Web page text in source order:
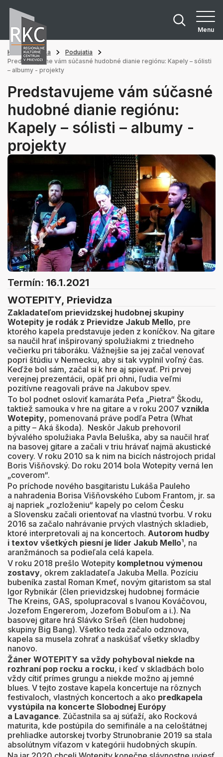
Menu
Hlavná stránka
Podujatia
Predstavujeme vám súčasné hudobné dianie regiónu: Kapely – sólisti
– albumy - projekty
Predstavujeme vám súčasné
hudobné dianie regiónu:
Kapely – sólisti – albumy -
projekty
Termín: 16.1.2021
WOTEPITY, Prievidza
Zakladateľom prievidzskej hudobnej skupiny
Wotepity je rodák z Prievidze Jakub Mello, pre
ktorého kapela predstavuje jeden z koníčkov. Na gitare
sa naučil hrať inšpirovaný spolužiakmi z triedneho
večierku pri táboráku. Vážnejšie sa jej začal venovať
popri štúdiu v Nemecku, aby si tak vyplnil voľný čas.
Keďže bol sám, začal si k hre aj spievať. Pri prvej
verejnej prezentácii, opäť pri ohni, ľudia veľmi
pozitívne reagovali práve na Jakubov spev.
To bol podnet osloviť kamaráta Peťa „Pietra“ Škodu,
taktiež samouka v hre na gitare a v roku 2007 vznikla
Wotepity, pomenovaná práve podľa Petra (What
a pitty – Aká škoda). Neskôr Jakub prehovoril
bývalého spolužiaka Pavla Beluška, aby sa naučil hrať
na basovej gitare a začali v triu hrávať najmä akustické
covery. V roku 2010 sa k nim na bicích nástrojoch pridal
Boris Višňovský. Do roku 2014 bola Wotepity verná len
„coverom“.
Po príchode nového basgitaristu Lukáša Pauleho
a nahradenia Borisa Višňovského Ľubom Frantom, jr. sa
aj napriek „rozloženiu“ kapely po celom Česku
a Slovensku začali orientovať na vlastnú tvorbu. V roku
2016 sa začalo nahrávanie prvých vlastných skladieb,
ktoré interpretovali aj na koncertoch. Autorom hudby
i textov všetkých piesní je líder Jakub Mello¹, na
aranžmánoch sa podieľala celá kapela.
V roku 2018 prešlo Wotepity kompletnou výmenou
zostavy, okrem zakladateľa Jakuba Mella. Pozíciu
bubeníka zastal Roman Kmeť, novým gitaristom sa stal
Igor Rybnikár (člen prievidzskej hudobnej formácie
The Kreins, GAS, spolupracoval s Ivanou Kováčovou,
Jozefom Engererom, Jozefom Bobuľom a i.). Na
basovej gitare hrá Slávko Sršeň (člen hudobnej
skupiny Big Bang). Všetko teda začalo odznova,
kapela sa musela zohrať a naskúšať všetky skladby
nanovo.
Žáner WOTEPITY sa vždy pohyboval niekde na
rozhraní pop rocku a rocku, i keď v skladbách bolo
vždy cítiť prímes grungu a niekde možno aj jemné
blues. V tejto zostave kapela koncertuje na rôznych
festivaloch, vlastných koncertoch a ako predkapela
vystúpila na koncerte Slobodnej Európy
a Lavagance. Zúčastnila sa aj súťaží, ako Rocková
maturita, kde postúpila do semifinále a na celoštátnej
prehliadke autorskej tvorby Strunobranie 2019 sa stala
absolútnym víťazom v kategórii hudobných skupín.